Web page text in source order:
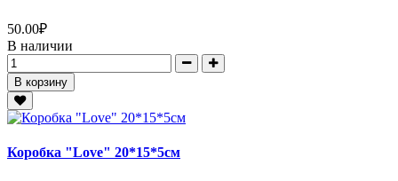
50.00₽
В наличии
В корзину
Коробка "Love" 20*15*5см